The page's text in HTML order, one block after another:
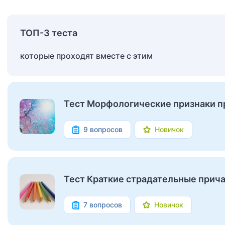
ТОП-3 теста
которые проходят вместе с этим
Тест Морфологические признаки
9 вопросов Новичок
Тест Краткие страдательные
7 вопросов Новичок